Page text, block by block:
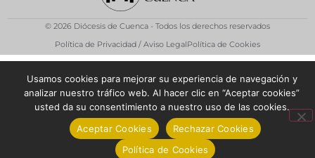
© 2026 Diócesis de Cuenca - Todos los derechos reservados
Política de Privacidad / Aviso LegalPolítica de Cookies
Usamos cookies para mejorar su experiencia de navegación y
analizar nuestro tráfico web. Al hacer clic en “Aceptar cookies”
usted da su consentimiento a nuestro uso de las cookies.
Aceptar Cookies
Rechazar Cookies
Política de Cookies